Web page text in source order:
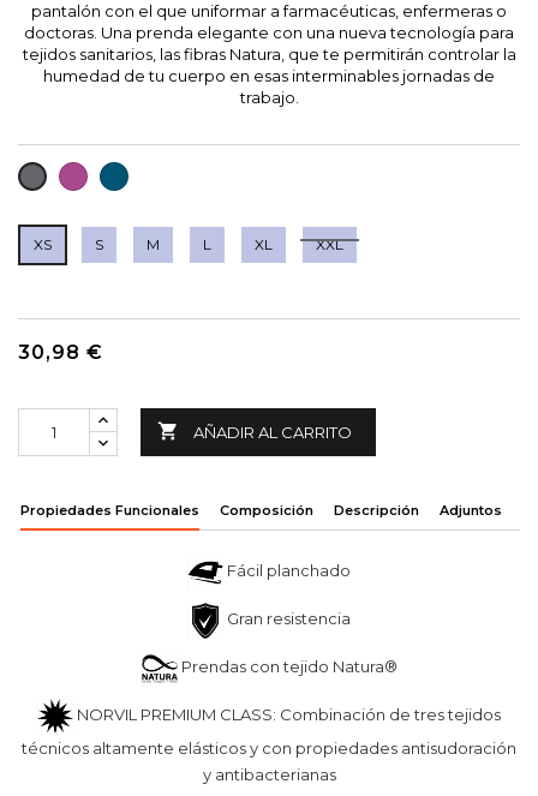
pantalón con el que uniformar a farmacéuticas, enfermeras o
doctoras. Una prenda elegante con una nueva tecnología para
tejidos sanitarios, las fibras Natura, que te permitirán controlar la
humedad de tu cuerpo en esas interminables jornadas de
trabajo.
GRIS
OSCURO
FUCSIAPETROLEO
XS S M L XL XXL
30,98 €
 AÑADIR AL CARRITO
Propiedades Funcionales Composición Descripción Adjuntos
Fácil planchado
Gran resistencia
Prendas con tejido Natura®
NORVIL PREMIUM CLASS: Combinación de tres tejidos
técnicos altamente elásticos y con propiedades antisudoración
y antibacterianas